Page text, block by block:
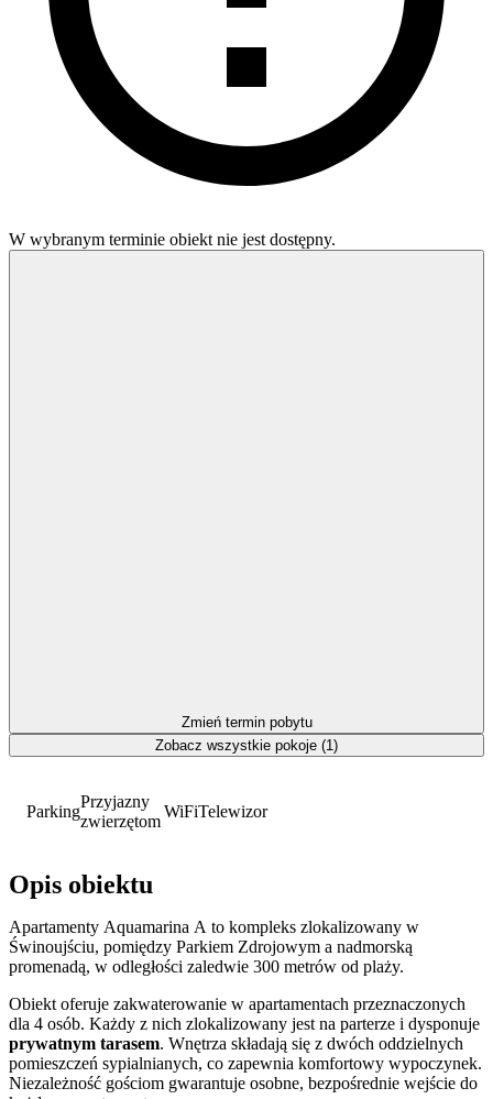
Parking
Przyjazny
zwierzętom
WiFiTelewizor
Opis obiektu
Apartamenty Aquamarina A to kompleks zlokalizowany w
Świnoujściu, pomiędzy Parkiem Zdrojowym a nadmorską
promenadą, w odległości zaledwie 300 metrów od plaży.
Obiekt oferuje zakwaterowanie w apartamentach przeznaczonych
dla 4 osób. Każdy z nich zlokalizowany jest na parterze i dysponuje
prywatnym tarasem. Wnętrza składają się z dwóch oddzielnych
pomieszczeń sypialnianych, co zapewnia komfortowy wypoczynek.
Niezależność gościom gwarantuje osobne, bezpośrednie wejście do
W wybranym terminie obiekt nie jest dostępny.
Zmień termin pobytu
Zobacz wszystkie pokoje (1)